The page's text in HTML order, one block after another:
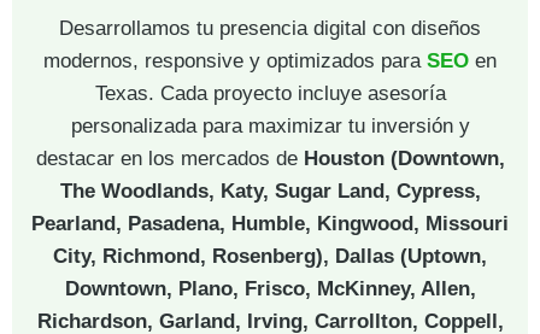
Desarrollamos tu presencia digital con diseños
modernos, responsive y optimizados para SEO en
Texas. Cada proyecto incluye asesoría
personalizada para maximizar tu inversión y
destacar en los mercados de Houston (Downtown,
The Woodlands, Katy, Sugar Land, Cypress,
Pearland, Pasadena, Humble, Kingwood, Missouri
City, Richmond, Rosenberg), Dallas (Uptown,
Downtown, Plano, Frisco, McKinney, Allen,
Richardson, Garland, Irving, Carrollton, Coppell,